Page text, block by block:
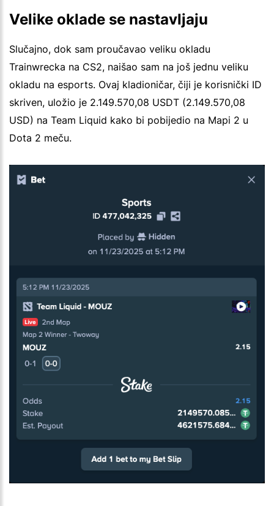
Velike oklade se nastavljaju
Slučajno, dok sam proučavao veliku okladu
Trainwrecka na CS2, naišao sam na još jednu veliku
okladu na esports. Ovaj kladioničar, čiji je korisnički ID
skriven, uložio je 2.149.570,08 USDT (2.149.570,08
USD) na Team Liquid kako bi pobijedio na Mapi 2 u
Dota 2 meču.